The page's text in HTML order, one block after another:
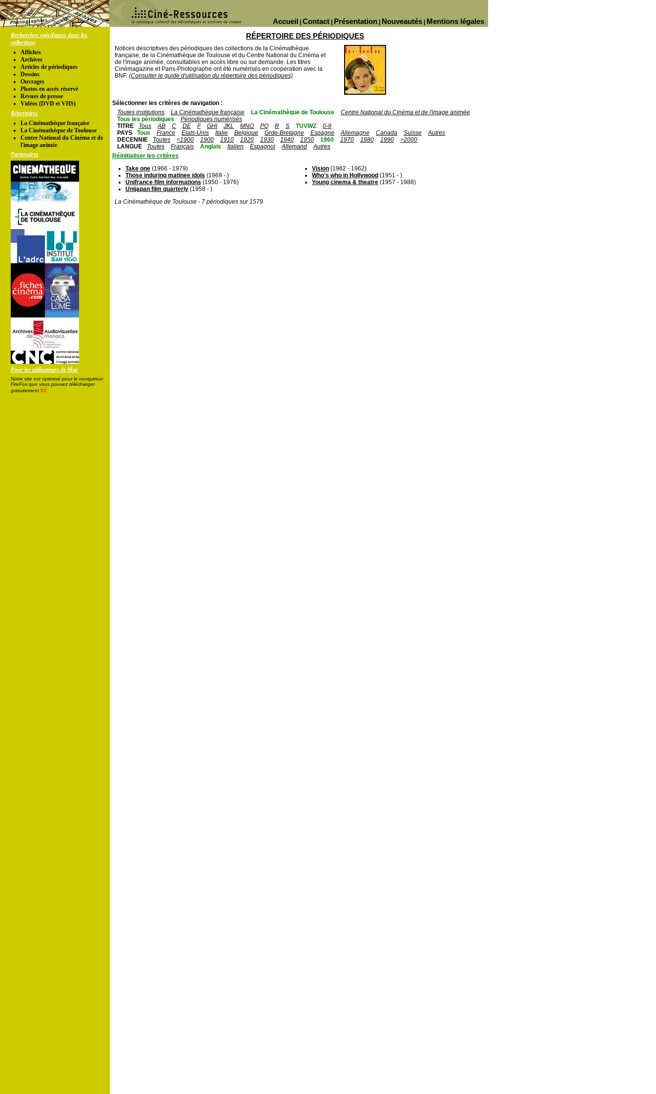
Mentions légales
Nouveautés
Présentation
Contact
Accueil
Recherches spécifiques dans les
collections
Affiches
Archives
Articles de périodiques
Dessins
Ouvrages
Photos en accés réservé
Revues de presse
Vidéos (DVD et VHS)
Répertoires
La Cinémathèque française
La Cinémathèque de Toulouse
Centre National du Cinéma et de
l'image animée
Partenaires
Pour les utilisateurs de Mac
Notre site est optimisé pour le navigateur
FireFox que vous pouvez télécharger
gratuitement ici
RÉPERTOIRE DES PÉRIODIQUES
Notices descriptives des périodiques des collections de la Cinémathèque
française, de la Cinémathèque de Toulouse et du Centre National du Cinéma et
de l'image animée, consultables en accès libre ou sur demande. Les titres
Cinémagazine et Paris-Photographe ont été numérisés en coopération avec la
BNF. (Consulter le guide d'utilisation du répertoire des périodiques)
Sélectionner les critères de navigation :
Toutes institutions
La Cinémathèque française La Cinémathèque de Toulouse
Centre National du Cinéma et de l'image animée
Tous les périodiques
Périodiques numérisés
TITRE
Tous AB C DE F GHI JKL MNO PQ R S TUVWZ
0-9
PAYS
Tous France Etats-Unis Italie Belgique Grde-Bretagne Espagne Allemagne Canada Suisse
Autres
DECENNIE
Toutes <1900 1900 1910 1920 1930 1940 1950 1960 1970 1980 1990
>2000
LANGUE
Toutes Français Anglais Italien Espagnol Allemand
Autres
Réinitialiser les critères
Take one (1966 - 1979)
Those induring matinee idols (1969 - )
Unifrance film informations (1950 - 1976)
Unijapan film quarterly (1958 - )
Vision (1962 - 1962)
Who's who in Hollywood (1951 - )
Young cinema & theatre (1957 - 1988)
La Cinémathèque de Toulouse - 7 périodiques sur 1579